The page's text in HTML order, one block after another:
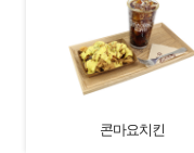
콘마요치킨